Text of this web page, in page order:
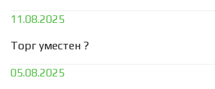
11.08.2025
Торг уместен ?
05.08.2025